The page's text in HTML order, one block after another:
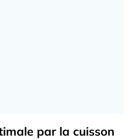
par la cuisson